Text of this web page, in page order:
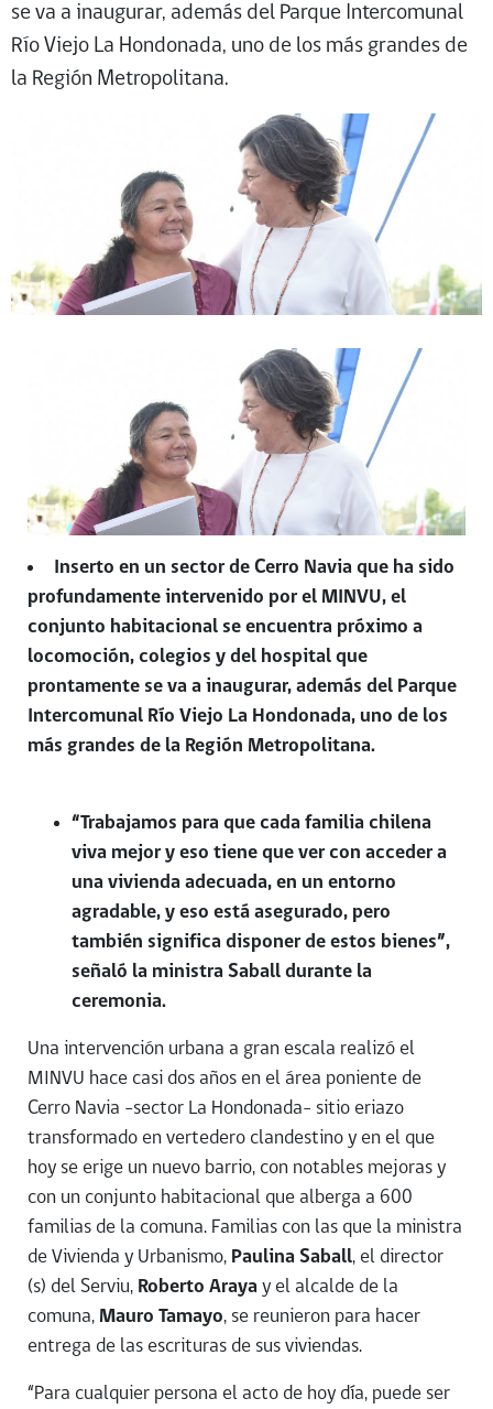
se va a inaugurar, además del Parque Intercomunal
Río Viejo La Hondonada, uno de los más grandes de
la Región Metropolitana.
Inserto en un sector de Cerro Navia que ha sido
profundamente intervenido por el MINVU, el
conjunto habitacional se encuentra próximo a
locomoción, colegios y del hospital que
prontamente se va a inaugurar, además del Parque
Intercomunal Río Viejo La Hondonada, uno de los
más grandes de la Región Metropolitana.
“Trabajamos para que cada familia chilena
viva mejor y eso tiene que ver con acceder a
una vivienda adecuada, en un entorno
agradable, y eso está asegurado, pero
también significa disponer de estos bienes”,
señaló la ministra Saball durante la
ceremonia.
Una intervención urbana a gran escala realizó el
MINVU hace casi dos años en el área poniente de
Cerro Navia –sector La Hondonada- sitio eriazo
transformado en vertedero clandestino y en el que
hoy se erige un nuevo barrio, con notables mejoras y
con un conjunto habitacional que alberga a 600
familias de la comuna. Familias con las que la ministra
de Vivienda y Urbanismo, Paulina Saball, el director
(s) del Serviu, Roberto Araya y el alcalde de la
comuna, Mauro Tamayo, se reunieron para hacer
entrega de las escrituras de sus viviendas.
“Para cualquier persona el acto de hoy día, puede ser